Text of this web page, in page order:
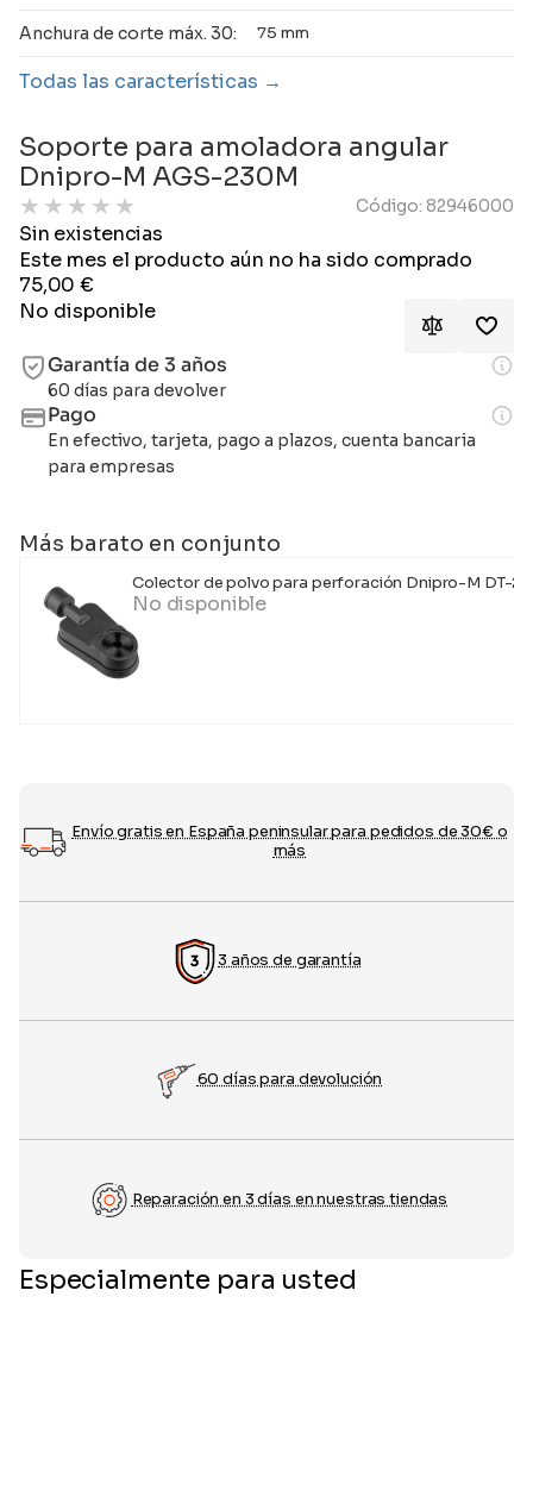
Anchura de corte máx. 30: 75 mm
Todas las características
Soporte para amoladora angular
Dnipro-M AGS-230M
★ ★ ★ ★ ★ Código: 82946000
Sin existencias
Este mes el producto aún no ha sido comprado
75,00€
No disponible
Garantía de 3 años
60 días para devolver
Pago
En efectivo, tarjeta, pago a plazos, cuenta bancaria
para empresas
Más barato en conjunto
Colector de polvo para perforación Dnipro-M DT-2,
No disponible
Envío gratis en España peninsular para pedidos de 30€ o
más
3 años de garantía
60 días para devolución
Reparación en 3 días en nuestras tiendas
Especialmente para usted